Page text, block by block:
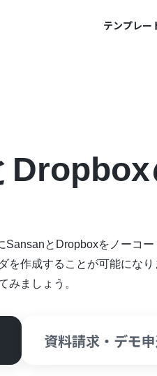
テンプレー
Dropbox
SansanとDropboxをノーコ
を作成することが可能にな
みましょう。
資料請求・デモ